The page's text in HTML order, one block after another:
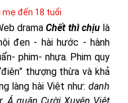
đến 18 tuổi
dramaChết thì chịulà
đen - hài hước - hành
phim- nhựa. Phim quy
thượng thừa và khả
làng hài Việt như: danh